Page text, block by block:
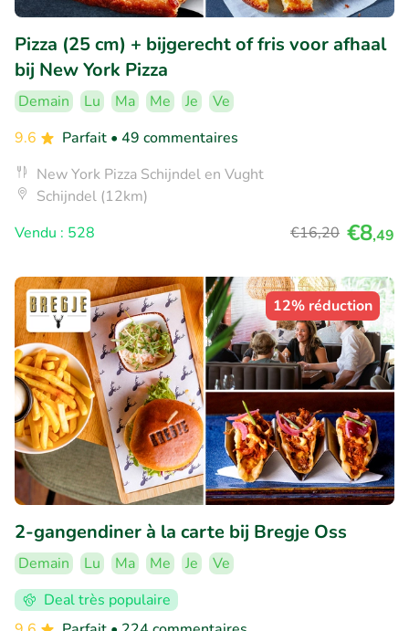
Pizza (25 cm) + bijgerecht of fris voor afhaal
bij New York Pizza
Demain Lu Ma Me Je
Ve
9.6
Parfait • 49 commentaires
New York Pizza Schijndel en Vught
Schijndel (12km)
Vendu : 528
€16,20 €8,49
12% réduction
2-gangendiner à la carte bij Bregje Oss
Demain Lu Ma Me Je
Ve
Deal très populaire